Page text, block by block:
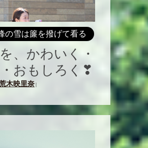
の雪は簾を撥げて看る
、かわいく・
おもしろく❣
木映里奈